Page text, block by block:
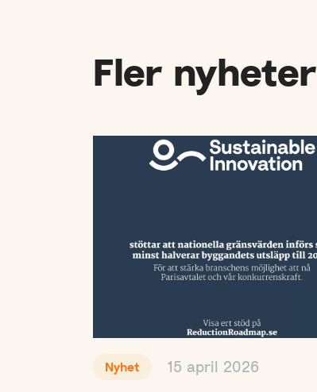
Fler nyheter
Nyhet 15 april 2026